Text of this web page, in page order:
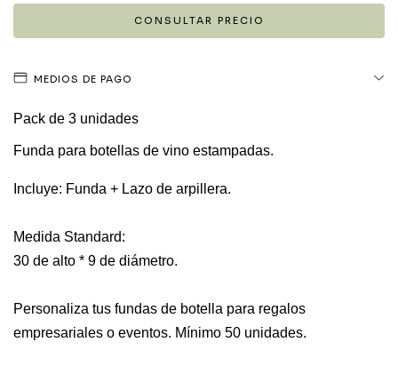
MEDIOS DE PAGO
Pack de 3 unidades
Funda para botellas de vino estampadas.
Incluye: Funda + Lazo de arpillera.
Medida Standard:
30 de alto * 9 de diámetro.
Personaliza tus fundas de botella para regalos
empresariales o eventos. Mínimo 50 unidades.